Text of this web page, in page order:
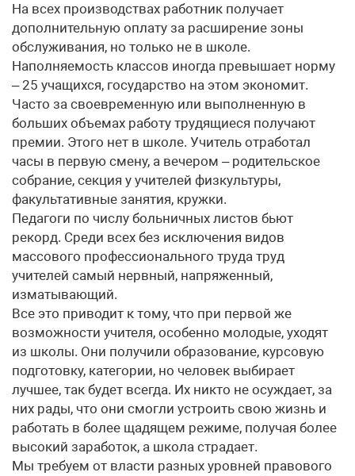
На всех производствах работник получает
дополнительную оплату за расширение зоны
обслуживания, но только не в школе.
Наполняемость классов иногда превышает норму
– 25 учащихся, государство на этом экономит.
Часто за своевременную или выполненную в
больших объемах работу трудящиеся получают
премии. Этого нет в школе. Учитель отработал
часы в первую смену, а вечером – родительское
собрание, секция у учителей физкультуры,
факультативные занятия, кружки.
Педагоги по числу больничных листов бьют
рекорд. Среди всех без исключения видов
массового профессионального труда труд
учителей самый нервный, напряженный,
изматывающий.
Все это приводит к тому, что при первой же
возможности учителя, особенно молодые, уходят
из школы. Они получили образование, курсовую
подготовку, категории, но человек выбирает
лучшее, так будет всегда. Их никто не осуждает, за
них рады, что они смогли устроить свою жизнь и
работать в более щадящем режиме, получая более
высокий заработок, а школа страдает.
Мы требуем от власти разных уровней правового